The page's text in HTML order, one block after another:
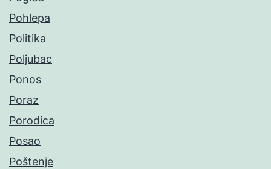
Pohlepa
Politika
Poljubac
Ponos
Poraz
Porodica
Posao
Poštenje